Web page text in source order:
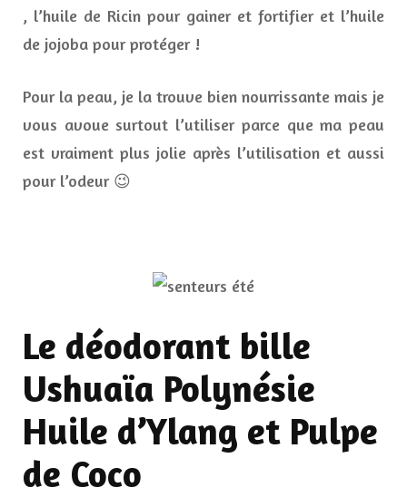
, l’huile de Ricin pour gainer et fortifier et l’huile
de jojoba pour protéger !
Pour la peau, je la trouve bien nourrissante mais je
vous avoue surtout l’utiliser parce que ma peau
est vraiment plus jolie après l’utilisation et aussi
pour l’odeur 😉
Le déodorant bille
Ushuaïa Polynésie
Huile d’Ylang et Pulpe
de Coco